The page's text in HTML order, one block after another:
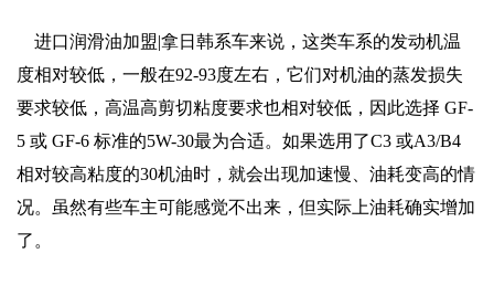
进口润滑油加盟|拿日韩系车来说，这类车系的发动机温
度相对较低，一般在92-93度左右，它们对机油的蒸发损失
要求较低，高温高剪切粘度要求也相对较低，因此选择 GF-
5 或 GF-6 标准的5W-30最为合适。如果选用了C3 或A3/B4
相对较高粘度的30机油时，就会出现加速慢、油耗变高的情
况。虽然有些车主可能感觉不出来，但实际上油耗确实增加
了。